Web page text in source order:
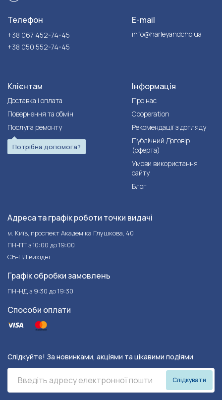
Телефон
+38 067 452-74-45
+38 050 552-74-45
E-mail
info@harleyandcho.ua
Клієнтам
Доставка і оплата
Повернення та обмін
Послуга ремонту
Потрібна допомога?
Інформація
Про нас
Cooperation
Рекомендації з догляду
Публічний Договір
(оферта)
Умови використання
сайту
Блог
Адреса та графік роботи точки видачі
м. Київ, проспект Академіка Глушкова, 40
ПН-ПТ з 10:00 до 19:00
СБ-НД вихідні
Графік обробки замовлень
ПН-НД з 9:30 до 19:30
Способи оплати
Слідкуйте! За новинками, акціями та цікавими подіями
Слідкувати